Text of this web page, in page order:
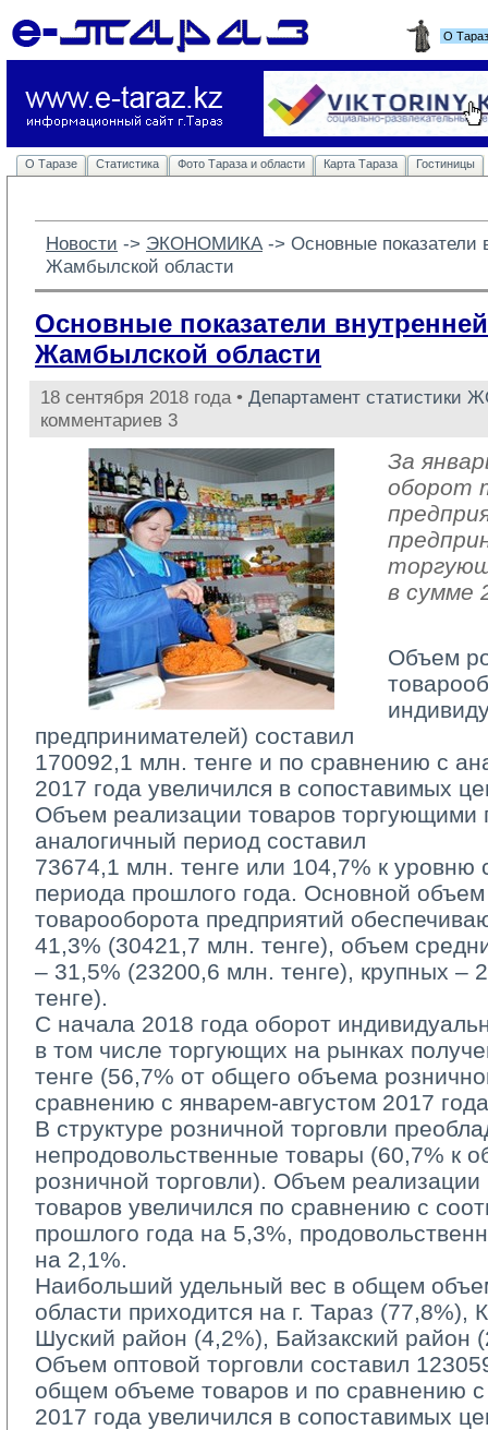
О
О Таразе Статистика Фото Тараза и области Карта Тараза Гостиницы
Новости -> ЭКОНОМИКА -> Основные показатели
Жамбылской области
Основные показатели
Жамбылской области
18 сентября 2018 года • Департамент статистики
комментариев 3
За
оборот
в сумме
Объем
предпринимателей) составил
170092,1 млн. тенге и по сравнению с
2017 года увеличился в сопоставимых
Объем реализации товаров торгующими
аналогичный период составил
73674,1 млн. тенге или 104,7% к уровню
периода прошлого года. Основной объем
товарооборота предприятий
41,3% (30421,7 млн. тенге), объем
– 31,5% (23200,6 млн. тенге), крупных –
тенге).
С начала 2018 года оборот
в том числе торгующих на рынках
тенге (56,7% от общего объема
сравнению с январем-августом 2017
В структуре розничной торговли
непродовольственные товары (60,7% к
розничной торговли). Объем
товаров увеличился по сравнению с
прошлого года на 5,3%,
на 2,1%.
Наибольший удельный вес в общем
области приходится на г. Тараз (77,8%),
Шуский район (4,2%), Байзакский район
Объем оптовой торговли составил
общем объеме товаров и по сравнению
2017 года увеличился в сопоставимых